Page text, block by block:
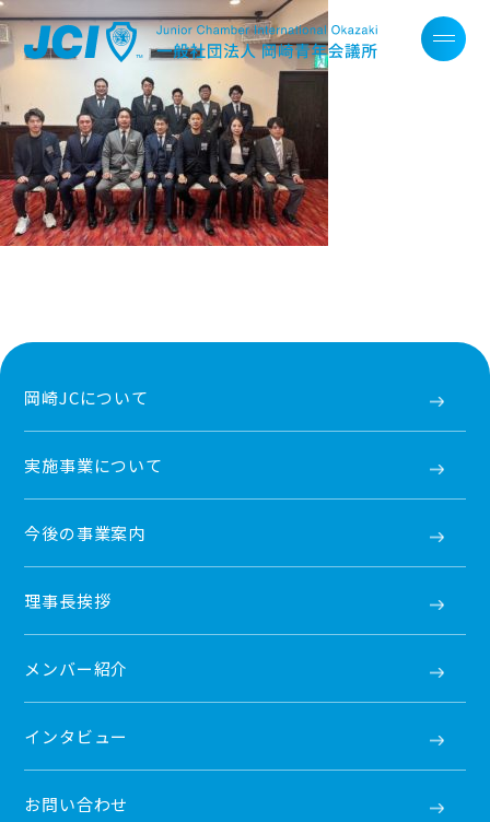
岡崎JCについて
実施事業について
今後の事業案内
理事長挨拶
メンバー紹介
インタビュー
お問い合わせ